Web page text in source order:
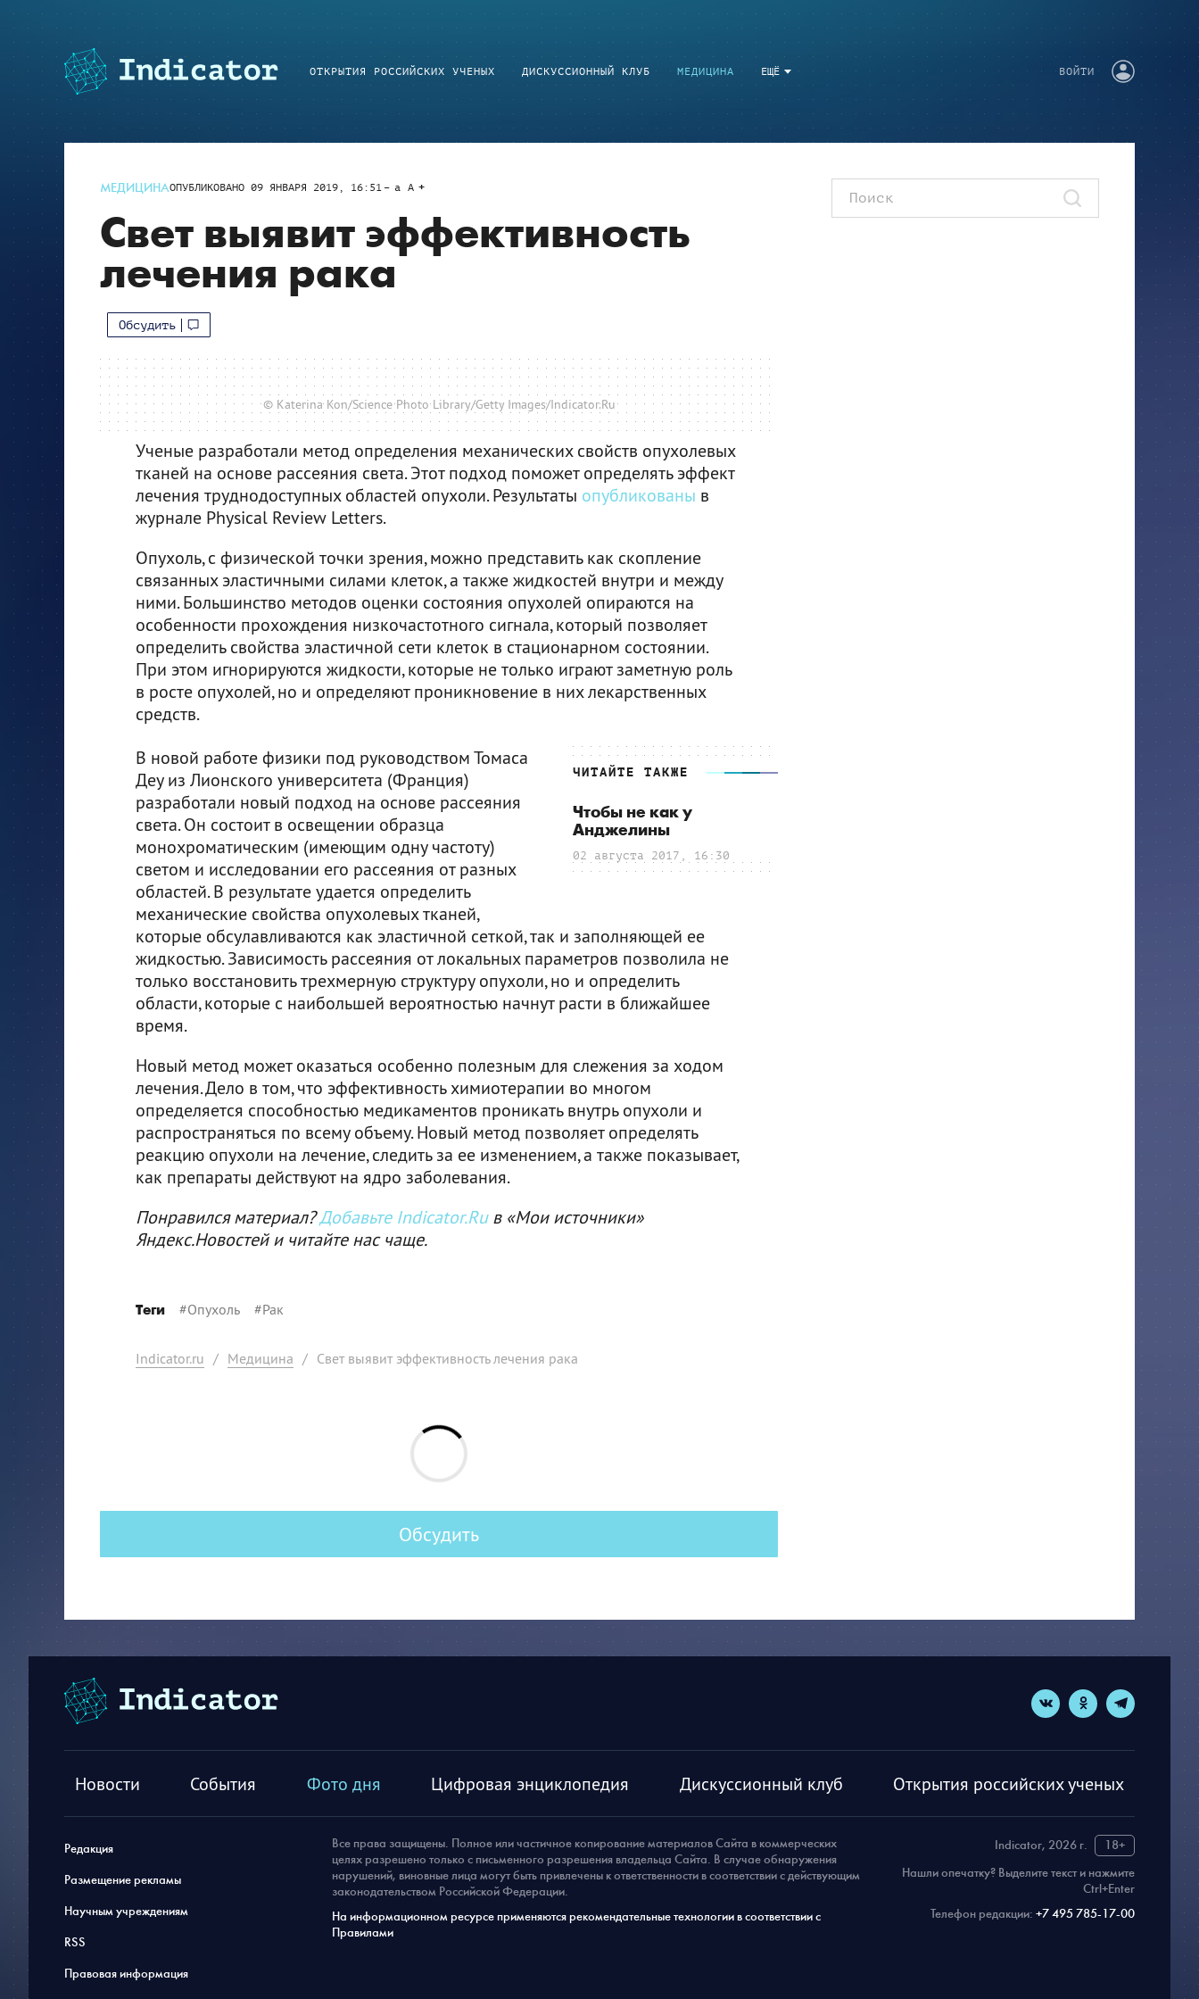
ЕЩЁ
ОТКРЫТИЯ РОССИЙСКИХ УЧЕНЫХ ДИСКУССИОННЫЙ КЛУБ МЕДИЦИНА ВОЙТИ
МЕДИЦИНАОПУБЛИКОВАНО 09 ЯНВАРЯ 2019, 16:51 a A
Свет выявит эффективность
лечения рака
Обсудить
© Katerina Kon/Science Photo Library/Getty Images/Indicator.Ru
Ученые разработали метод определения механических свойств опухолевых
тканей на основе рассеяния света. Этот подход поможет определять эффект
лечения труднодоступных областей опухоли. Результаты опубликованы в
журнале Physical Review Letters.
Опухоль, с физической точки зрения, можно представить как скопление
связанных эластичными силами клеток, а также жидкостей внутри и между
ними. Большинство методов оценки состояния опухолей опираются на
особенности прохождения низкочастотного сигнала, который позволяет
определить свойства эластичной сети клеток в стационарном состоянии.
При этом игнорируются жидкости, которые не только играют заметную роль
в росте опухолей, но и определяют проникновение в них лекарственных
средств.
ЧИТАЙТЕ ТАКЖЕ
Чтобы не как у
Анджелины
02 августа 2017, 16:30
В новой работе физики под руководством Томаса
Деу из Лионского университета (Франция)
разработали новый подход на основе рассеяния
света. Он состоит в освещении образца
монохроматическим (имеющим одну частоту)
светом и исследовании его рассеяния от разных
областей. В результате удается определить
механические свойства опухолевых тканей,
которые обсулавливаются как эластичной сеткой, так и заполняющей ее
жидкостью. Зависимость рассеяния от локальных параметров позволила не
только восстановить трехмерную структуру опухоли, но и определить
области, которые с наибольшей вероятностью начнут расти в ближайшее
время.
Новый метод может оказаться особенно полезным для слежения за ходом
лечения. Дело в том, что эффективность химиотерапии во многом
определяется способностью медикаментов проникать внутрь опухоли и
распространяться по всему объему. Новый метод позволяет определять
реакцию опухоли на лечение, следить за ее изменением, а также показывает,
как препараты действуют на ядро заболевания.
Понравился материал?Добавьте Indicator.Ruв «Мои источники»
Яндекс.Новостей и читайте нас чаще.
Теги #Опухоль #Рак
Indicator.ru / Медицина / Свет выявит эффективность лечения рака
Обсудить
Новости События Фото дня Цифровая энциклопедия Дискуссионный клуб Открытия российских ученых
Редакция
Размещение рекламы
Научным учреждениям
RSS
Правовая информация
Indicator, 2026 г.
18+
Нашли опечатку? Выделите текст и нажмите
Ctrl+Enter
Телефон редакции: +7 495 785-17-00
Все права защищены. Полное или частичное копирование материалов Сайта в коммерческих
целях разрешено только с письменного разрешения владельца Сайта. В случае обнаружения
нарушений, виновные лица могут быть привлечены к ответственности в соответствии с действующим
законодательством Российской Федерации.
На информационном ресурсе применяются рекомендательные технологии в соответствии с
Правилами